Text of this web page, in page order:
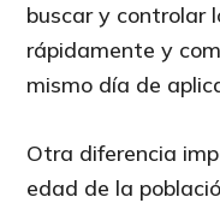
buscar y controlar
rápidamente y
mismo día de
Otra diferencia
edad de la